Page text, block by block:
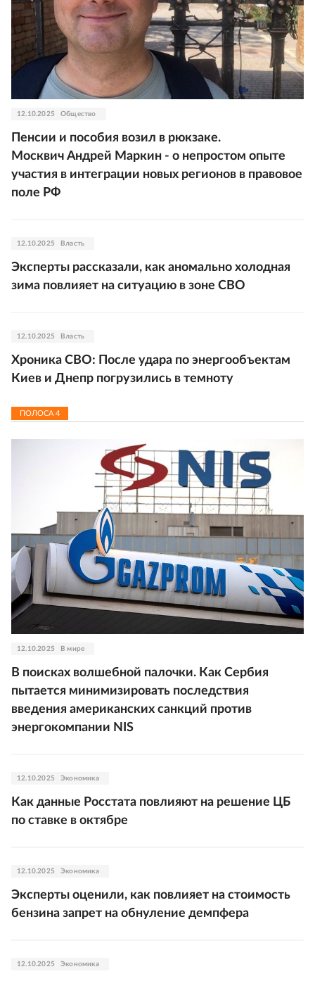
12.10.2025 Общество
Пенсии и пособия возил в рюкзаке.
Москвич Андрей Маркин - о непростом опыте
участия в интеграции новых регионов в правовое
поле РФ
12.10.2025 Власть
Эксперты рассказали, как аномально холодная
зима повлияет на ситуацию в зоне СВО
12.10.2025 Власть
Хроника СВО: После удара по энергообъектам
Киев и Днепр погрузились в темноту
ПОЛОСА 4
12.10.2025 В мире
В поисках волшебной палочки. Как Сербия
пытается минимизировать последствия
введения американских санкций против
энергокомпании NIS
12.10.2025 Экономика
Как данные Росстата повлияют на решение ЦБ
по ставке в октябре
12.10.2025 Экономика
Эксперты оценили, как повлияет на стоимость
бензина запрет на обнуление демпфера
12.10.2025 Экономика